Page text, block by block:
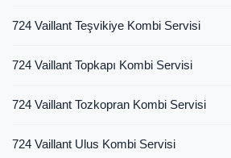
724 Vaillant Teşvikiye Kombi Servisi
724 Vaillant Topkapı Kombi Servisi
724 Vaillant Tozkopran Kombi Servisi
724 Vaillant Ulus Kombi Servisi